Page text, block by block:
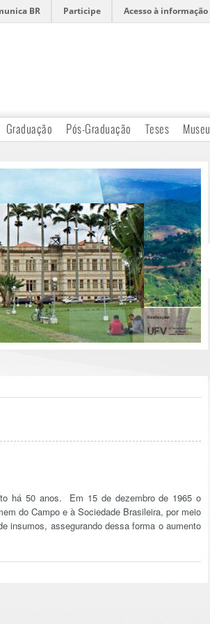
BR Participe Acesso à informação
Graduação Pós-Graduação Teses Museu
há 50 anos. Em 15 de dezembro de 1965 o
do Campo e à Sociedade Brasileira, por meio
insumos, assegurando dessa forma o aumento